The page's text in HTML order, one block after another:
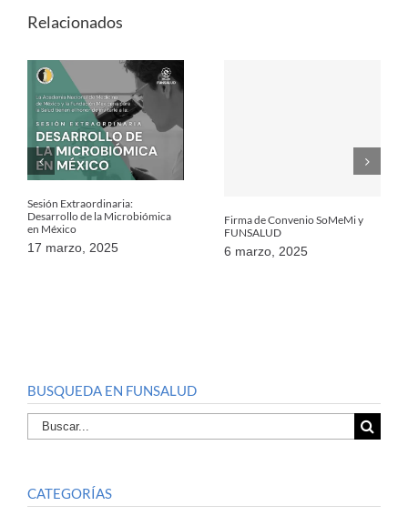
Relacionados
Sesión Extraordinaria:
Desarrollo de la Microbiómica
en México
17 marzo, 2025
Firma de Convenio SoMeMi y
FUNSALUD
6 marzo, 2025
BUSQUEDA EN FUNSALUD
Buscar
por:
CATEGORÍAS